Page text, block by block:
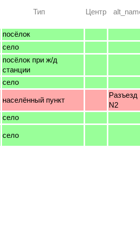
Тип Центр
посёлок
село
посёлок при ж/д
станции
село
населённый пункт
Разъезд
N2
село
село